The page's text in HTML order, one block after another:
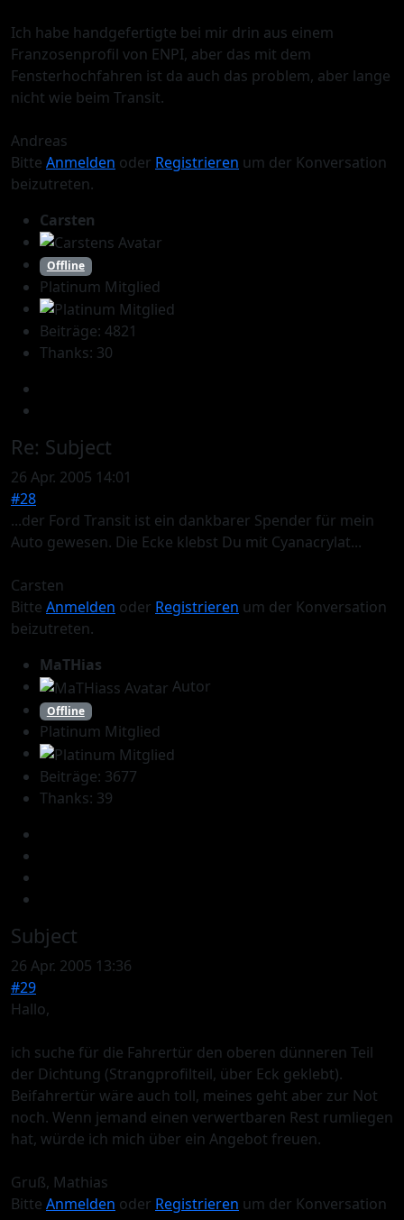
Ich habe handgefertigte bei mir drin aus einem
Franzosenprofil von ENPI, aber das mit dem
Fensterhochfahren ist da auch das problem, aber lange
nicht wie beim Transit.
Andreas
Bitte Anmelden oder Registrieren um der Konversation
beizutreten.
Carsten
Offline
Platinum Mitglied
Beiträge: 4821
Thanks: 30
Re: Subject
26 Apr. 2005 14:01
#28
...der Ford Transit ist ein dankbarer Spender für mein
Auto gewesen. Die Ecke klebst Du mit Cyanacrylat...
Carsten
Bitte Anmelden oder Registrieren um der Konversation
beizutreten.
MaTHias
Autor
Offline
Platinum Mitglied
Beiträge: 3677
Thanks: 39
Subject
26 Apr. 2005 13:36
#29
Hallo,
ich suche für die Fahrertür den oberen dünneren Teil
der Dichtung (Strangprofilteil, über Eck geklebt).
Beifahrertür wäre auch toll, meines geht aber zur Not
noch. Wenn jemand einen verwertbaren Rest rumliegen
hat, würde ich mich über ein Angebot freuen.
Gruß, Mathias
Bitte Anmelden oder Registrieren um der Konversation